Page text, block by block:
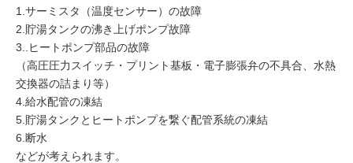
1.サーミスタ（温度センサー）の故障
2.貯湯タンクの沸き上げポンプ故障
3..ヒートポンプ部品の故障
（高圧圧力スイッチ・プリント基板・電子膨張弁の不具合、水熱
交換器の詰まり等）
4.給水配管の凍結
5.貯湯タンクとヒートポンプを繋ぐ配管系統の凍結
6.断水
などが考えられます。